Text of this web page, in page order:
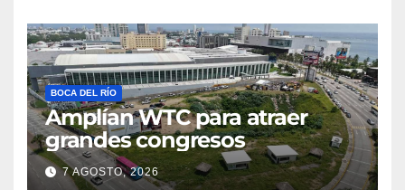
BOCA DEL RÍO
Amplían WTC para atraer
grandes congresos
7 AGOSTO, 2026